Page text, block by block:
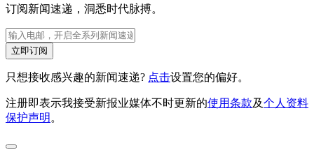
订阅新闻速递，洞悉时代脉搏。
立即订阅
只想接收感兴趣的新闻速递? 点击设置您的偏好。
注册即表示我接受新报业媒体不时更新的使用条款及个人资料
保护声明 。